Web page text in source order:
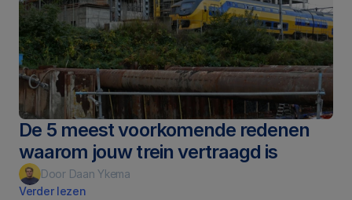
De 5 meest voorkomende redenen
waarom jouw trein vertraagd is
Door Daan Ykema
Verder lezen